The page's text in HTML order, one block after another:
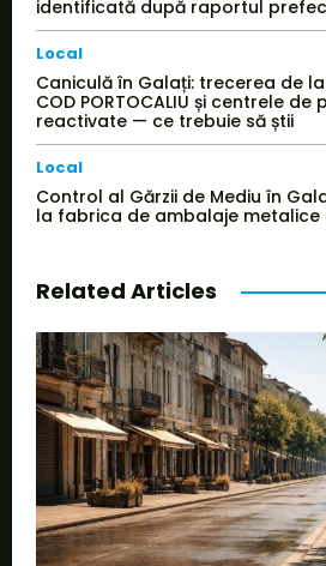
identificată după raportul
Local
Caniculă în Galați: trecerea de la
COD PORTOCALIU și centrele
reactivate — ce trebuie să știi
Local
Control al Gărzii de Mediu în
la fabrica de ambalaje metalice
Related Articles